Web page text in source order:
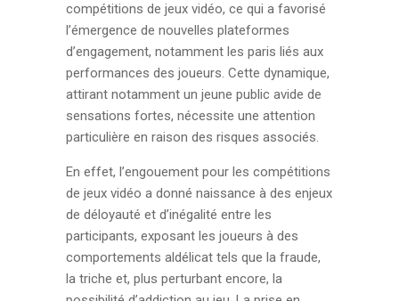
compétitions de jeux vidéo, ce qui a favorisé
l’émergence de nouvelles plateformes
d’engagement, notamment les paris liés aux
performances des joueurs. Cette dynamique,
attirant notamment un jeune public avide de
sensations fortes, nécessite une attention
particulière en raison des risques associés.
En effet, l’engouement pour les compétitions
de jeux vidéo a donné naissance à des enjeux
de déloyauté et d’inégalité entre les
participants, exposant les joueurs à des
comportements aldélicat tels que la fraude,
la triche et, plus perturbant encore, la